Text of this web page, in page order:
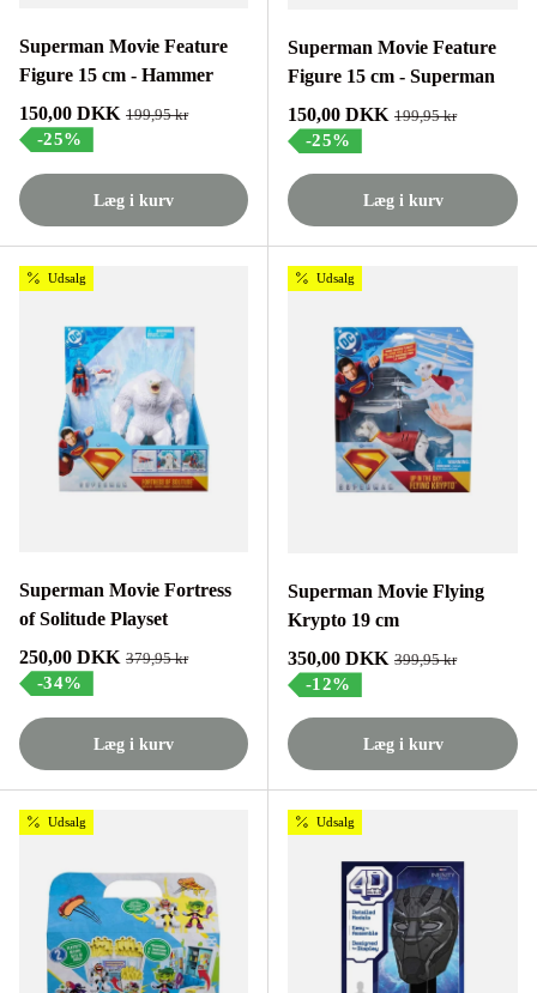
Superman Movie Feature
Figure 15 cm - Hammer
Tilbudspris
150,00 DKK Normalpris
199,95 kr
-25%
Læg i kurv
Superman Movie Feature
Figure 15 cm - Superman
Tilbudspris
150,00 DKK Normalpris
199,95 kr
-25%
Læg i kurv
Udsalg
Superman Movie Fortress
of Solitude Playset
Tilbudspris
250,00 DKK Normalpris
379,95 kr
-34%
Læg i kurv
Udsalg
Superman Movie Flying
Krypto 19 cm
Tilbudspris
350,00 DKK Normalpris
399,95 kr
-12%
Læg i kurv
Udsalg Udsalg